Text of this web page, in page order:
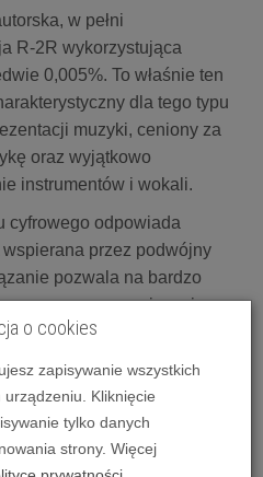
w pełni
R-2R wykorzystująca
0,005%. To właśnie ten
dla tego typu
muzyki, ceniony za
oraz wyjątkowo
instrumentów i wokali.
cyfrowego odpowiada
przez podwójny
pozwala na bardzo
oraz ograniczenie
się na większą
dźwiękową.
o odpowiednim
w dedykowany,
o cookies
zapisywanie wszystkich
Kliknięcie
tylko danych
strony. Więcej